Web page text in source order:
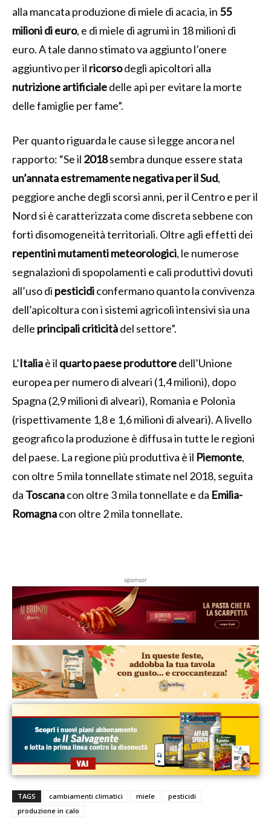
alla mancata produzione di miele di acacia, in 55
milioni di euro, e di miele di agrumi in 18 milioni di
euro. A tale danno stimato va aggiunto l’onere
aggiuntivo per il ricorsodegli apicoltori alla
nutrizione artificialedelle api per evitare la morte
delle famiglie per fame”.
Per quanto riguarda le cause si legge ancora nel
rapporto: “Se il 2018sembra dunque essere stata
un’annata estremamente negativa per il Sud,
peggiore anche degli scorsi anni, per il Centro e per il
Nord si è caratterizzata come discreta sebbene con
forti disomogeneità territoriali. Oltre agli effetti dei
repentini mutamenti meteorologici, le numerose
segnalazioni di spopolamenti e cali produttivi dovuti
all’uso di pesticidiconfermano quanto la convivenza
dell’apicoltura con i sistemi agricoli intensivi sia una
delle principali criticitàdel settore”.
L’Italiaè il quartopaeseproduttoredell’Unione
europea per numero di alveari (1,4 milioni), dopo
Spagna (2,9 milioni di alveari), Romania e Polonia
(rispettivamente 1,8 e 1,6 milioni di alveari). A livello
geografico la produzione è diffusa in tutte le regioni
del paese. La regione più produttiva è il Piemonte,
con oltre 5 mila tonnellate stimate nel 2018, seguita
da Toscanacon oltre 3 mila tonnellate e da Emilia-
Romagnacon oltre 2 mila tonnellate.
sponsor
TAGS cambiamenti climatici miele
pesticidi
produzione in calo